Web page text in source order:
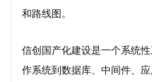
和路线图。
信创国产化建设是一个系统
作系统到数据库、中间件、应